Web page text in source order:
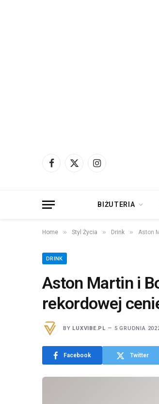
Facebook
X
Instagram
BIŻUTERIA
Home » Styl Życia » Drink » Aston
DRINK
Aston Martin i
rekordowej
BY LUXVIBE.PL 5 GRUDNIA
Facebook Twitter